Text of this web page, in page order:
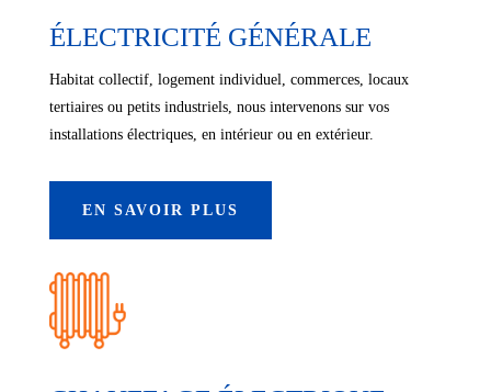
ÉLECTRICITÉ GÉNÉRALE
Habitat collectif, logement individuel, commerces, locaux
tertiaires ou petits industriels, nous intervenons sur vos
installations électriques, en intérieur ou en extérieur.
EN SAVOIR PLUS